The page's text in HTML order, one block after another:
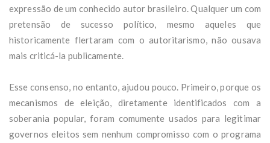
expressão de um conhecido autor brasileiro. Qualquer um com
pretensão de sucesso político, mesmo aqueles que
historicamente flertaram com o autoritarismo, não ousava
mais criticá-la publicamente.
Esse consenso, no entanto, ajudou pouco. Primeiro, porque os
mecanismos de eleição, diretamente identificados com a
soberania popular, foram comumente usados para legitimar
governos eleitos sem nenhum compromisso com o programa